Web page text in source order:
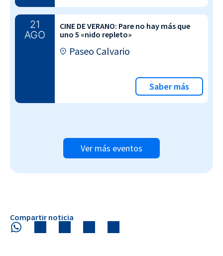
21
AGO
CINE DE VERANO: Pare no hay más que
uno 5 «nido repleto»
Paseo Calvario
Saber más
Ver más eventos
Compartir noticia